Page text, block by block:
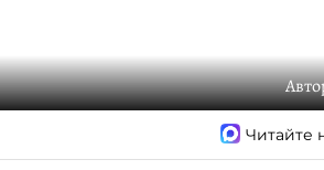
Читайте